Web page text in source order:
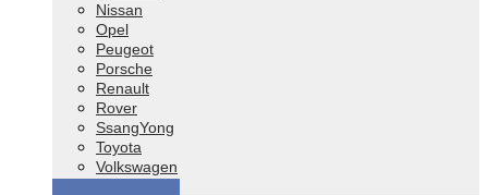
Nissan
Opel
Peugeot
Porsche
Renault
Rover
SsangYong
Toyota
Volkswagen